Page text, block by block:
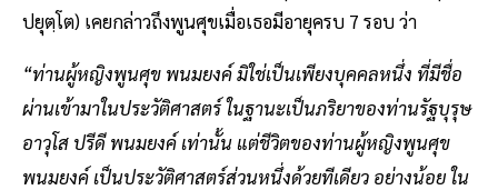
ปยุตฺโต) เคยกล่าวถึงพูนศุขเมื่อเธอมีอายุครบ 7 รอบ ว่า
“ท่านผู้หญิงพูนศุข พนมยงค์ มิใช่เป็นเพียงบุคคลหนึ่ง ที่มีชื่อ
ผ่านเข้ามาในประวัติศาสตร์ ในฐานะเป็นภริยาของท่านรัฐบุรุษ
อาวุโส ปรีดี พนมยงค์ เท่านั้น แต่ชีวิตของท่านผู้หญิงพูนศุข
พนมยงค์ เป็นประวัติศาสตร์ส่วนหนึ่งด้วยทีเดียว อย่างน้อย ใน